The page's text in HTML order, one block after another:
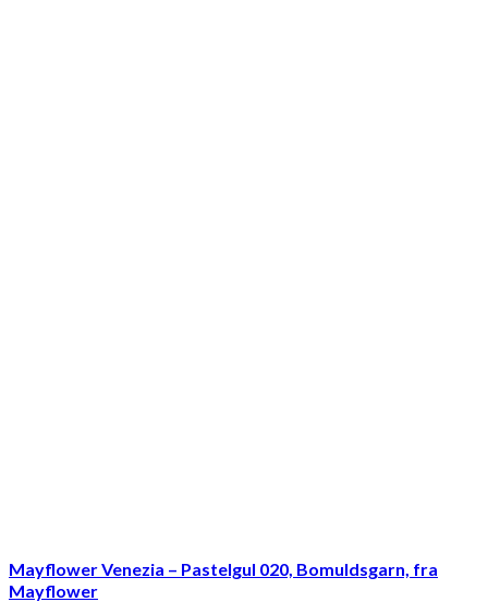
Mayflower Venezia – Pastelgul 020, Bomuldsgarn, fra
Mayflower